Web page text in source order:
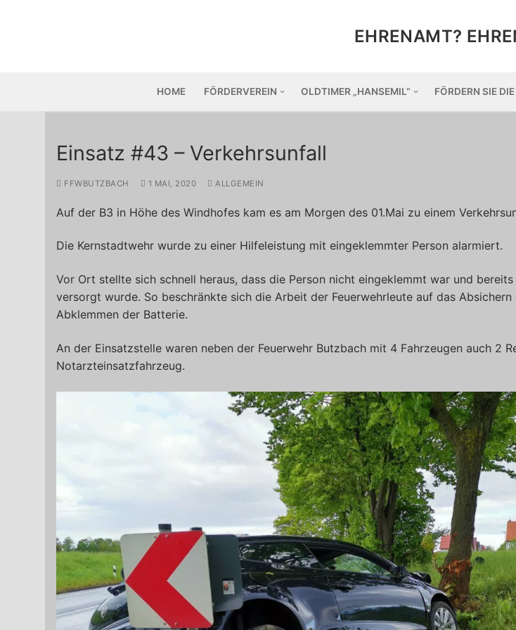
EHRENAMT?
HOME FÖRDERVEREIN OLDTIMER „HANSEMIL“ FÖRDERN SIE
Einsatz #43 – Verkehrsunfall
FFWBUTZBACH 1 MAI, 2020 ALLGEMEIN
Auf der B3 in Höhe des Windhofes kam es am Morgen des 01.Mai zu einem
Die Kernstadtwehr wurde zu einer Hilfeleistung mit eingeklemmter Person alarmiert.
Vor Ort stellte sich schnell heraus, dass die Person nicht eingeklemmt war und
versorgt wurde. So beschränkte sich die Arbeit der Feuerwehrleute auf das
Abklemmen der Batterie.
An der Einsatzstelle waren neben der Feuerwehr Butzbach mit 4 Fahrzeugen auch 2
Notarzteinsatzfahrzeug.